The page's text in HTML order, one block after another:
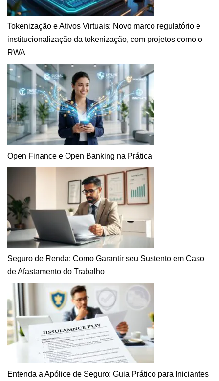
Tokenização e Ativos Virtuais: Novo marco regulatório e
institucionalização da tokenização, com projetos como o
RWA
Open Finance e Open Banking na Prática
Seguro de Renda: Como Garantir seu Sustento em Caso
de Afastamento do Trabalho
Entenda a Apólice de Seguro: Guia Prático para Iniciantes